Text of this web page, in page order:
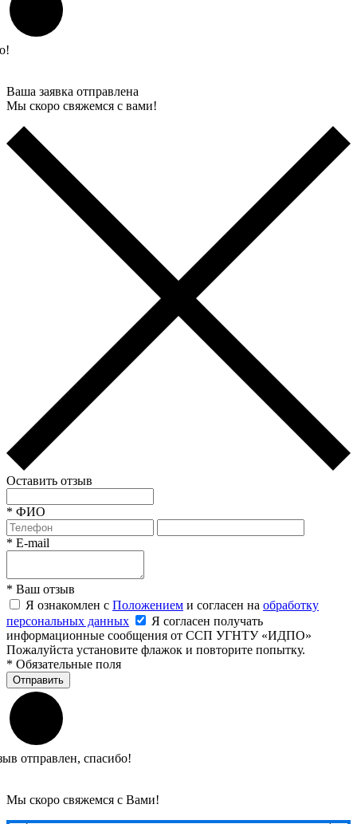
Ваша заявка отправлена
Мы скоро свяжемся с вами!
Оставить отзыв
* ФИО
* E-mail
* Ваш отзыв
Я ознакомлен с Положением и согласен на обработку
персональных данных
Я согласен получать
информационные сообщения от ССП УГНТУ «ИДПО»
Пожалуйста установите флажок и повторите попытку.
* Обязательные поля
Отправить
отправлен, спасибо!
Мы скоро свяжемся с Вами!